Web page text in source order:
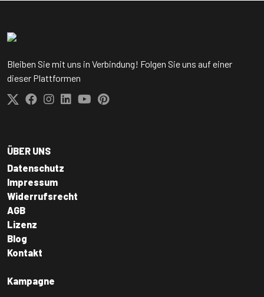
Bleiben Sie mit uns in Verbindung! Folgen Sie uns auf einer
dieser Plattformen
ÜBER UNS
Datenschutz
Impressum
Widerrufsrecht
AGB
Lizenz
Blog
Kontakt
Kampagne